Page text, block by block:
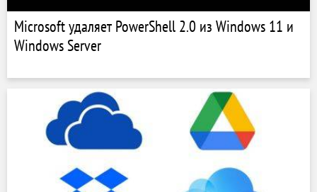
Microsoft удаляет PowerShell 2.0 из Windows 11 и
Windows Server